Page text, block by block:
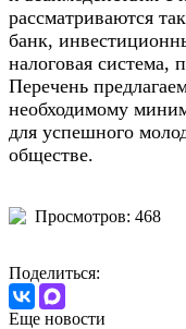
рассматриваются
банк,
налоговая
Перечень
необходимому
для успешного
обществе.
Просмотров: 468
Поделиться:
Еще новости